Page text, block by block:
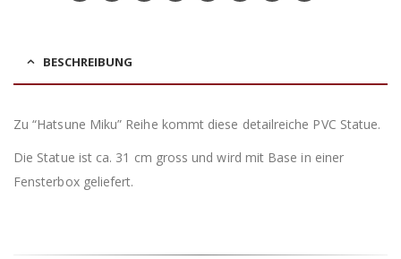
BESCHREIBUNG
Zu “Hatsune Miku” Reihe kommt diese detailreiche PVC Statue.
Die Statue ist ca. 31 cm gross und wird mit Base in einer
Fensterbox geliefert.